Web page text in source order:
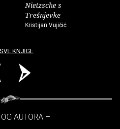
Nietzsche s
Trešnjevke
Kristijan Vujičić
KNJIGE
AUTORA –